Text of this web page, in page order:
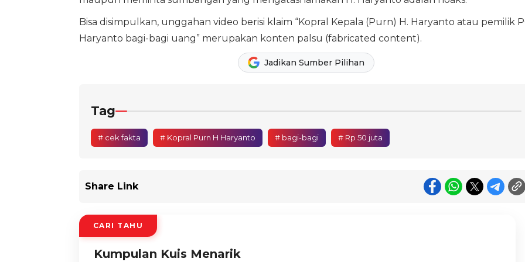
Bisa disimpulkan, unggahan video berisi klaim “Kopral Kepala (Purn) H. Haryanto atau pemilik
Haryanto bagi-bagi uang” merupakan konten palsu (fabricated content).
Jadikan Sumber Pilihan
Tag
# cek fakta # Kopral Purn H Haryanto # bagi-bagi # Rp 50 juta
Share Link
CARI TAHU
Kumpulan Kuis Menarik